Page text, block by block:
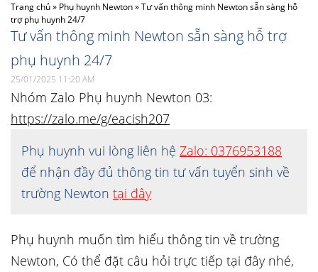
Trang chủ» Phụ huynh Newton»Tư vấn thông minh Newton sẵn sàng hỗ
trợ phụ huynh 24/7
Tư vấn thông minh Newton sẵn sàng hỗ trợ
phụ huynh 24/7
25/01/2025 11:20 AM
Nhóm Zalo Phụ huynh Newton 03:
https://zalo.me/g/eacish207
Phụ huynh vui lòng liên hệ Zalo: 0376953188
để nhận đầy đủ thông tin tư vấn tuyển sinh về
trường Newton tại đây
Phụ huynh muốn tìm hiểu thông tin về trường
Newton, Có thể đặt câu hỏi trực tiếp tại đây nhé,